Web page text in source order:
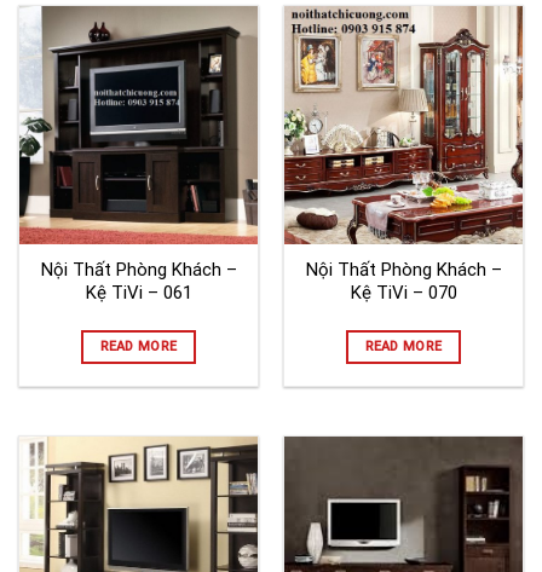
Nội Thất Phòng Khách –
Kệ TiVi – 061
READ MORE
Nội Thất Phòng Khách –
Kệ TiVi – 070
READ MORE